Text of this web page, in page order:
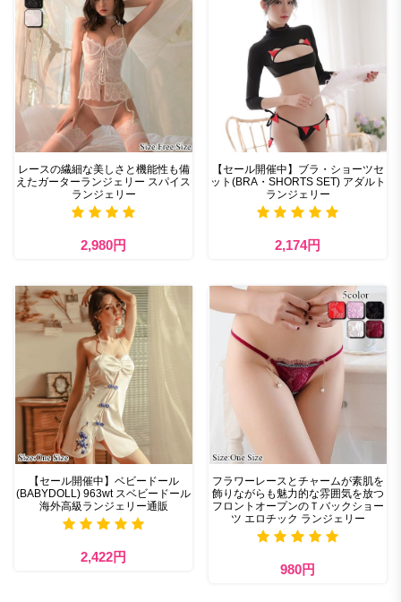
レースの繊細な美しさと機能性も備
えたガーターランジェリー スパイス
ランジェリー
2,980円
【セール開催中】ブラ・ショーツセ
ット(BRA・SHORTS SET) アダルト
ランジェリー
2,174円
【セール開催中】ベビードール
(BABYDOLL) 963wt スベビードール
海外高級ランジェリー通販
2,422円
フラワーレースとチャームが素肌を
飾りながらも魅力的な雰囲気を放つ
フロントオープンのＴバックショー
ツ エロチック ランジェリー
980円